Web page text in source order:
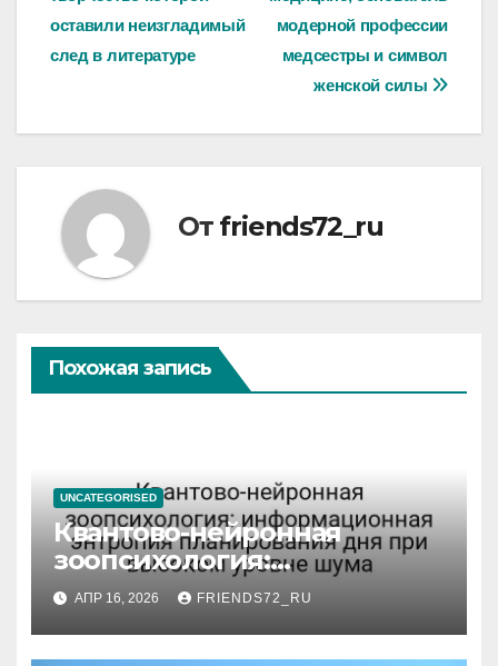
модерной профессии
медсестры и символ
женской силы
оставили неизгладимый
след в литературе
От friends72_ru
Похожая запись
UNCATEGORISED
Квантово-нейронная
зоопсихология:
информационная энтропия
планирования дня при
высоком уровне шума
АПР 16, 2026 FRIENDS72_RU